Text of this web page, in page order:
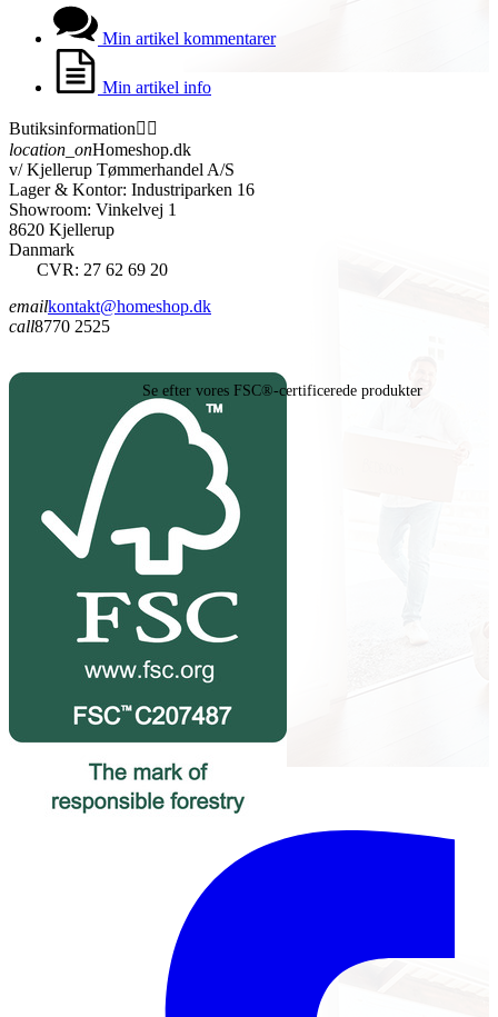
Min artikel kommentarer
Min artikel info
Butiksinformation 
location_onHomeshop.dk
v/ Kjellerup Tømmerhandel A/S
Lager & Kontor: Industriparken 16
Showroom: Vinkelvej 1
8620 Kjellerup
Danmark
CVR: 27 62 69 20
emailkontakt@homeshop.dk
call8770 2525
Se efter vores FSC®-certificerede produkter